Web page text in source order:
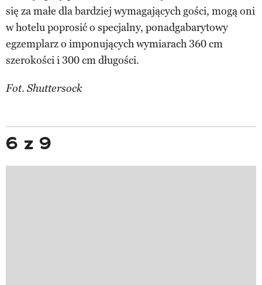
się za małe dla bardziej wymagających gości, mogą oni
w hotelu poprosić o specjalny, ponadgabarytowy
egzemplarz o imponujących wymiarach 360 cm
szerokości i 300 cm długości.
Fot. Shuttersock
6 z 9